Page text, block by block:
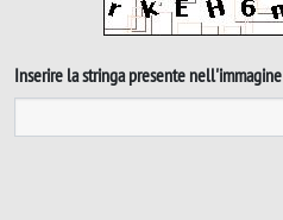
Inserire la stringa presente nell'immagine